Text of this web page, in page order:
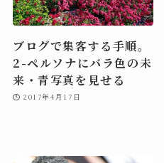
ブログで集客する手順。
2-ペルソナにバラ色の未
来・青写真を見せる
2017年4月17日